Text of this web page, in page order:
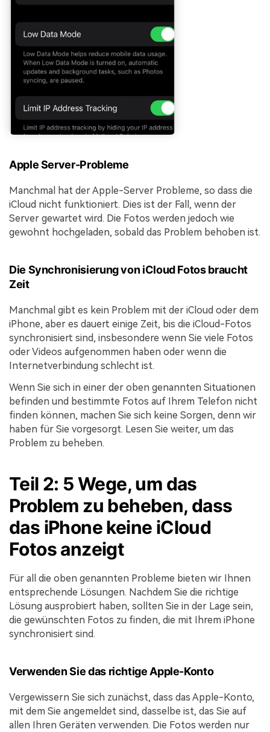
Apple Server-Probleme
Manchmal hat der Apple-Server Probleme, so dass die
iCloud nicht funktioniert. Dies ist der Fall, wenn der
Server gewartet wird. Die Fotos werden jedoch wie
gewohnt hochgeladen, sobald das Problem behoben ist.
Die Synchronisierung von iCloud Fotos braucht
Zeit
Manchmal gibt es kein Problem mit der iCloud oder dem
iPhone, aber es dauert einige Zeit, bis die iCloud-Fotos
synchronisiert sind, insbesondere wenn Sie viele Fotos
oder Videos aufgenommen haben oder wenn die
Internetverbindung schlecht ist.
Wenn Sie sich in einer der oben genannten Situationen
befinden und bestimmte Fotos auf Ihrem Telefon nicht
finden können, machen Sie sich keine Sorgen, denn wir
haben für Sie vorgesorgt. Lesen Sie weiter, um das
Problem zu beheben.
Teil 2: 5 Wege, um das
Problem zu beheben, dass
das iPhone keine iCloud
Fotos anzeigt
Für all die oben genannten Probleme bieten wir Ihnen
entsprechende Lösungen. Nachdem Sie die richtige
Lösung ausprobiert haben, sollten Sie in der Lage sein,
die gewünschten Fotos zu finden, die mit Ihrem iPhone
synchronisiert sind.
Verwenden Sie das richtige Apple-Konto
Vergewissern Sie sich zunächst, dass das Apple-Konto,
mit dem Sie angemeldet sind, dasselbe ist, das Sie auf
allen Ihren Geräten verwenden. Die Fotos werden nur